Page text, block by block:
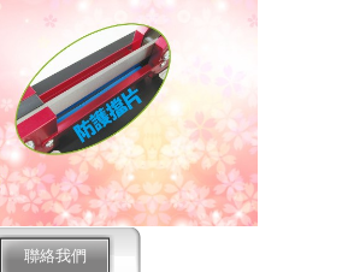
1 2
聯絡我們